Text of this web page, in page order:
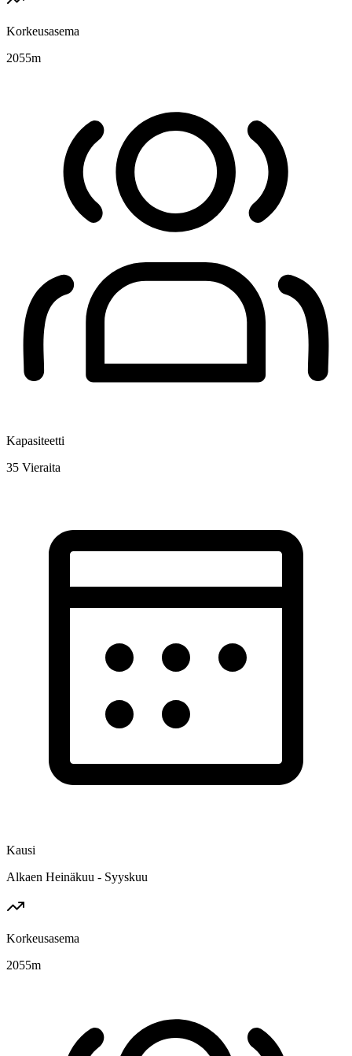
Korkeusasema
2055m
Kapasiteetti
35 Vieraita
Kausi
Alkaen Heinäkuu - Syyskuu
Korkeusasema
2055m